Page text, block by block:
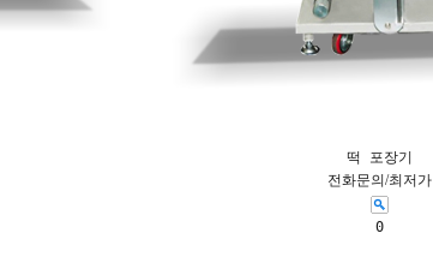
떡 포장기
전화문의/최저가
0